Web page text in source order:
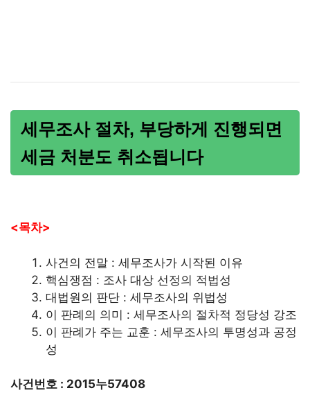
세무조사 절차, 부당하게 진행되면
세금 처분도 취소됩니다
<목차>
사건의 전말 : 세무조사가 시작된 이유
핵심쟁점 : 조사 대상 선정의 적법성
대법원의 판단 : 세무조사의 위법성
이 판례의 의미 : 세무조사의 절차적 정당성 강조
이 판례가 주는 교훈 : 세무조사의 투명성과 공정
성
사건번호 : 2015누57408